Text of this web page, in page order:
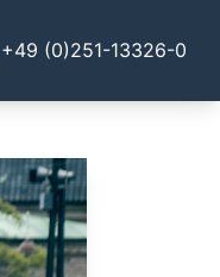
+49 (0)251-13326-0